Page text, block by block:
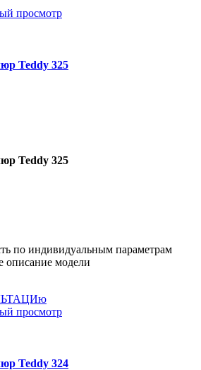
просмотр
Teddy 325
Teddy 325
по индивидуальным параметрам
описание модели
просмотр
Teddy 324